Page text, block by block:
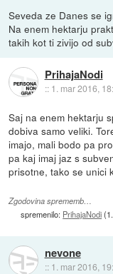
Seveda ze Danes se
Na enem hektarju
takih kot ti zivijo od
PrihajaNodi
:: 1. mar 2016,
Saj na enem hektarju
dobiva samo veliki.
imajo, mali bodo pa
pa kaj imaj jaz s
prisotne, tako se unici
Zgodovina sprememb…
spremenilo: PrihajaNodi(
nevone
:: 1. mar 2016,